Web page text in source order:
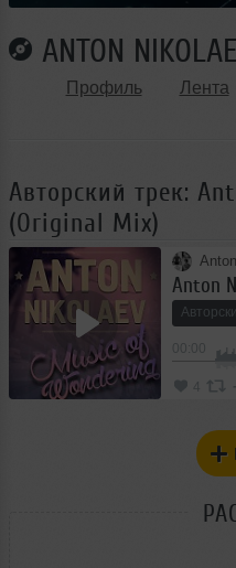
ANTON
Профиль Лента
Авторский трек:
(Original Mix)
Anton